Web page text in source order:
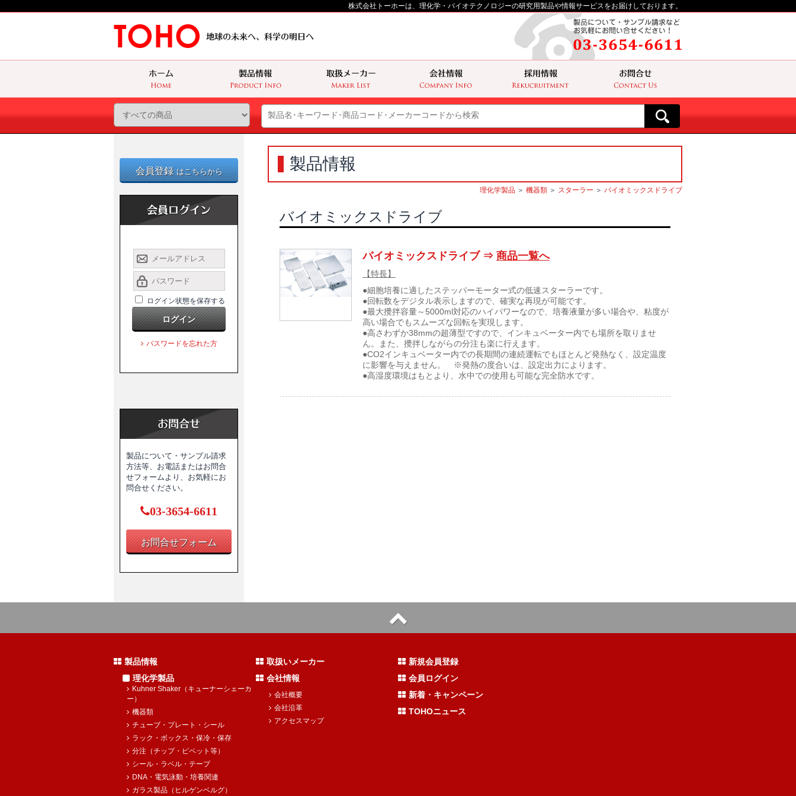
株式会社トーホーは、理化学・バイオテクノロジーの研究用製品や情報サービスをお届けしております。
会員登録 はこちらから
ログイン状態を保存する
ログイン
パスワードを忘れた方
製品について・サンプル請求
方法等、お電話またはお問合
せフォームより、お気軽にお
問合せください。
03-3654-6611
お問合せフォーム
製品情報
理化学製品 ＞ 機器類 ＞ スターラー ＞ バイオミックスドライブ
バイオミックスドライブ
バイオミックスドライブ ⇒ 商品一覧へ
【特長】
●細胞培養に適したステッパーモーター式の低速スターラーです。
●回転数をデジタル表示しますので、確実な再現が可能です。
●最大攪拌容量～5000ml対応のハイパワーなので、培養液量が多い場合や、粘度が
高い場合でもスムーズな回転を実現します。
●高さわずか38mmの超薄型ですので、インキュベーター内でも場所を取りませ
ん。また、攪拌しながらの分注も楽に行えます。
●CO2インキュベーター内での長期間の連続運転でもほとんど発熱なく、設定温度
に影響を与えません。 ※発熱の度合いは、設定出力によります。
●高湿度環境はもとより、水中での使用も可能な完全防水です。
製品情報
理化学製品
Kuhner Shaker（キューナーシェーカ
ー）
機器類
チューブ・プレート・シール
ラック・ボックス・保冷・保存
分注（チップ・ピペット等）
シール・ラベル・テープ
DNA・電気泳動・培養関連
ガラス製品（ヒルゲンベルグ）
取扱いメーカー
会社情報
会社概要
会社沿革
アクセスマップ
新規会員登録
会員ログイン
新着・キャンペーン
TOHOニュース